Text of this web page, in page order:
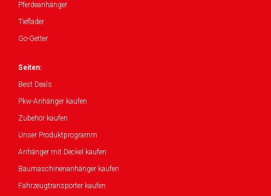
Pferdeanhänger
Tieflader
Go-Getter
Seiten:
Best Deals
Pkw-Anhänger kaufen
Zubehör kaufen
Unser Produktprogramm
Anhänger mit Deckel kaufen
Baumaschinenanhänger kaufen
Fahrzeugtransporter kaufen